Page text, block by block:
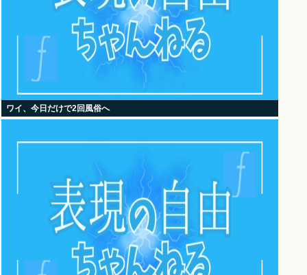
ワイ、今日だけで2回風俗へ